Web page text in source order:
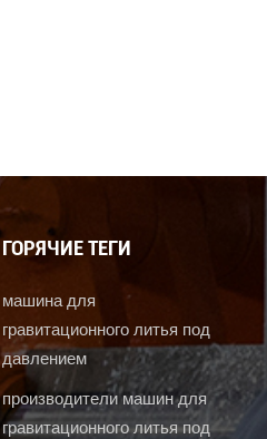
ГОРЯЧИЕ ТЕГИ
машина для
гравитационного литья под
давлением
производители машин для
гравитационного литья под